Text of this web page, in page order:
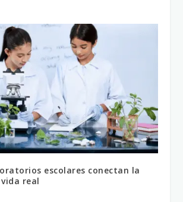
escolares conectan la
real